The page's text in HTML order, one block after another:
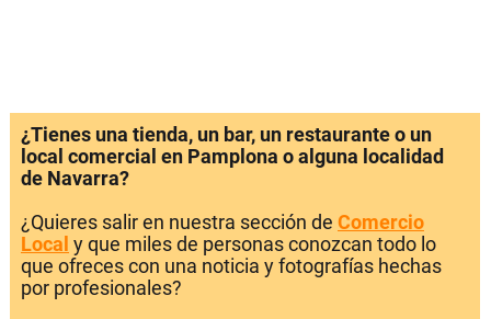
¿Tienes una tienda, un bar, un restaurante o un
local comercial en Pamplona o alguna localidad
de Navarra?
¿Quieres salir en nuestra sección de Comercio
Local y que miles de personas conozcan todo lo
que ofreces con una noticia y fotografías hechas
por profesionales?